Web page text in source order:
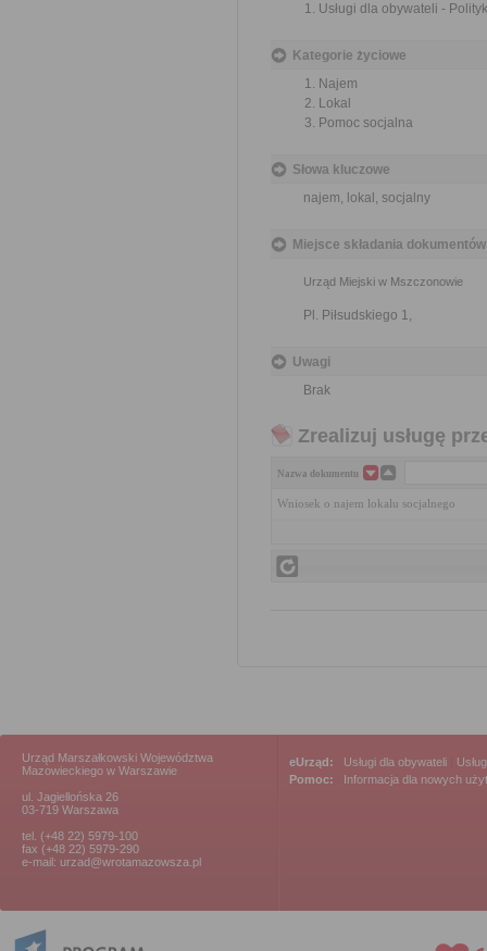
Usługi dla obywateli -
Kategorie życiowe
Najem
Lokal
Pomoc socjalna
Słowa kluczowe
najem, lokal, socjalny
Miejsce składania dokumentów
Urząd Miejski w Mszczonowie
Pl. Piłsudskiego 1,
Uwagi
Brak
Zrealizuj usługę
Nazwa dokumentu
Wniosek o najem lokalu socjalnego
Urząd Marszałkowski Województwa
Mazowieckiego w Warszawie
ul. Jagiellońska 26
03-719 Warszawa
tel. (+48 22) 5979-100
fax (+48 22) 5979-290
e-mail: urzad@wrotamazowsza.pl
eUrząd: Usługi dla obywateli
Pomoc:
Informacja dla nowych